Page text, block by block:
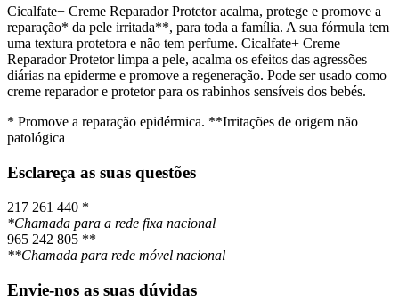
Cicalfate+ Creme Reparador Protetor acalma, protege e promove a
reparação* da pele irritada**, para toda a família. A sua fórmula tem
uma textura protetora e não tem perfume. Cicalfate+ Creme
Reparador Protetor limpa a pele, acalma os efeitos das agressões
diárias na epiderme e promove a regeneração. Pode ser usado como
creme reparador e protetor para os rabinhos sensíveis dos bebés.
* Promove a reparação epidérmica. **Irritações de origem não
patológica
Esclareça as suas questões
217 261 440 *
*Chamada para a rede fixa nacional
965 242 805 **
**Chamada para rede móvel nacional
Envie-nos as suas dúvidas